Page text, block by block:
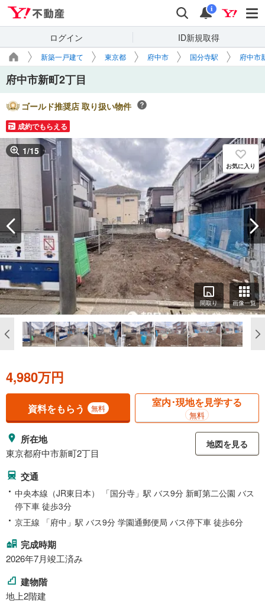
検索 通知
i
ログイン ID新規取得
新築一戸建て 東京都 府中市 国分寺駅 府中市
府中市新町2丁目
ゴールド推奨店 取り扱い物件
成約でもらえる
1/15
お気に入り
間取り 画像一覧
4,980万円
資料をもらう 無料 室内･現地を見学する
無料
所在地
東京都府中市新町2丁目
地図を見る
交通
中央本線（JR東日本） 「国分寺」駅 バス9分 新町第二公園 バス
停下車 徒歩3分
京王線 「府中」駅 バス9分 学園通郵便局 バス停下車 徒歩6分
完成時期
2026年7月竣工済み
建物階
地上2階建